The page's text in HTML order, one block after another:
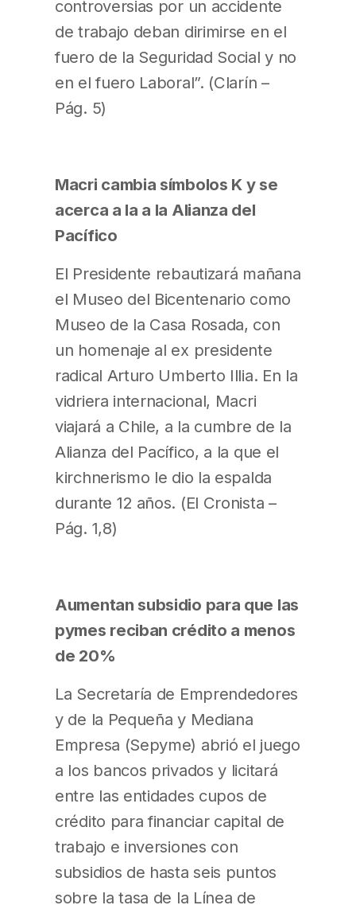
controversias por un accidente
de trabajo deban dirimirse en el
fuero de la Seguridad Social y no
en el fuero Laboral”. (Clarín –
Pág. 5)
Macri cambia símbolos K y se
acerca a la a la Alianza del
Pacífico
El Presidente rebautizará mañana
el Museo del Bicentenario como
Museo de la Casa Rosada, con
un homenaje al ex presidente
radical Arturo Umberto Illia. En la
vidriera internacional, Macri
viajará a Chile, a la cumbre de la
Alianza del Pacífico, a la que el
kirchnerismo le dio la espalda
durante 12 años. (El Cronista –
Pág. 1,8)
Aumentan subsidio para que las
pymes reciban crédito a menos
de 20%
La Secretaría de Emprendedores
y de la Pequeña y Mediana
Empresa (Sepyme) abrió el juego
a los bancos privados y licitará
entre las entidades cupos de
crédito para financiar capital de
trabajo e inversiones con
subsidios de hasta seis puntos
sobre la tasa de la Línea de